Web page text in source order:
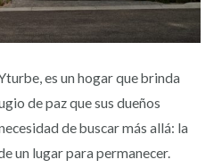
es un hogar que brinda
de paz que sus dueños
de buscar más allá: la
un lugar para permanecer.